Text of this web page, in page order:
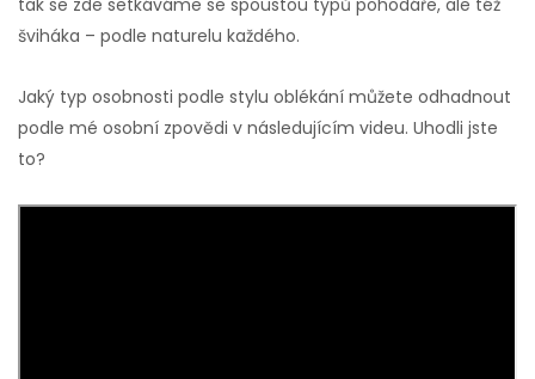
šviháka – podle naturelu každého.
Jaký typ osobnosti podle stylu oblékání můžete odhadnout
podle mé osobní zpovědi v následujícím videu. Uhodli jste
to?